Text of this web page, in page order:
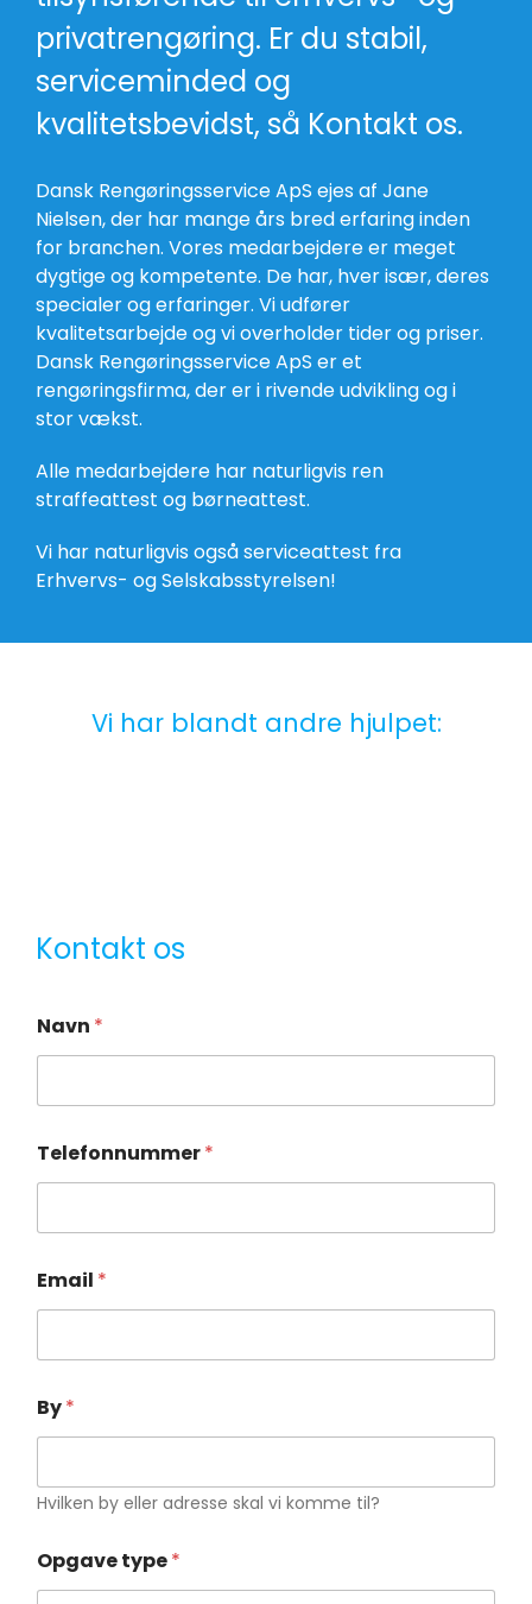
privatrengøring. Er du stabil,
serviceminded og
kvalitetsbevidst, så Kontakt os.
Dansk Rengøringsservice ApS ejes af Jane
Nielsen, der har mange års bred erfaring inden
for branchen. Vores medarbejdere er meget
dygtige og kompetente. De har, hver især, deres
specialer og erfaringer. Vi udfører
kvalitetsarbejde og vi overholder tider og priser.
Dansk Rengøringsservice ApS er et
rengøringsfirma, der er i rivende udvikling og i
stor vækst.
Alle medarbejdere har naturligvis ren
straffeattest og børneattest.
Vi har naturligvis også serviceattest fra
Erhvervs- og Selskabsstyrelsen!
Vi har blandt andre hjulpet:
Kontakt os
Navn *
Telefonnummer*
Email *
By*
Hvilken by eller adresse skal vi komme til?
e
s
Opgave type*